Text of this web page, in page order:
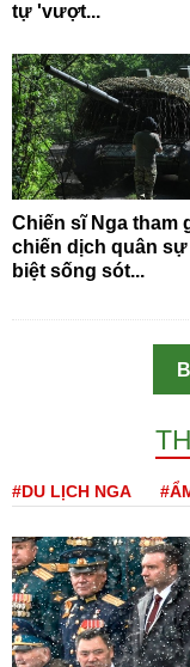
tự 'vượt...
Chiến sĩ Nga tham
chiến dịch quân
biệt sống sót...
#DU LỊCH NGA